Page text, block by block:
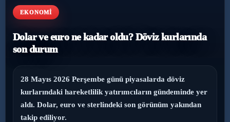
Dünya
Magazin
Sağlık
Yaşam
EKONOMI
Dolar ve euro ne kadar oldu? Döviz kurlarında
son durum
28 Mayıs 2026 Perşembe günü piyasalarda döviz
kurlarındaki hareketlilik yatırımcıların gündeminde yer
aldı. Dolar, euro ve sterlindeki son görünüm yakından
takip ediliyor.